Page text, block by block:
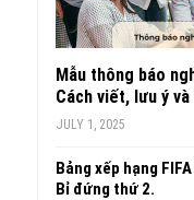
Mẫu thông báo
Cách viết, lưu ý
JULY 1, 2025
Bảng xếp hạng
Bỉ đứng thứ 2.